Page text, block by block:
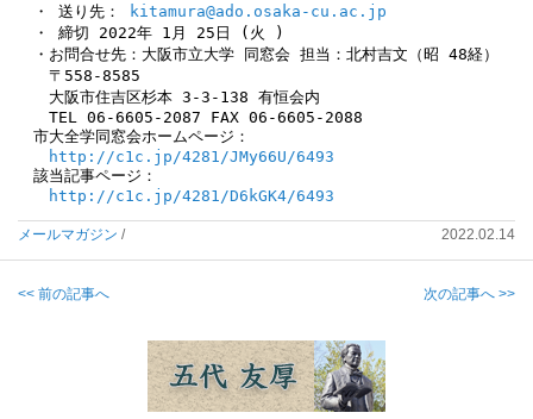
・ 送り先：
kitamura@ado.osaka-cu.ac.jp
・ 締切 2022年 1月 25日 (火 )
・お問合せ先：大阪市立大学 同窓会 担当：北村吉文（昭 48経）
〒558-8585
大阪市住吉区杉本 3-3-138 有恒会内
TEL 06-6605-2087 FAX 06-6605-2088
市大全学同窓会ホームページ：
http://c1c.jp/4281/JMy66U/6493
該当記事ページ：
http://c1c.jp/4281/D6kGK4/6493
メールマガジン / 2022.02.14
<< 前の記事へ 次の記事へ >>